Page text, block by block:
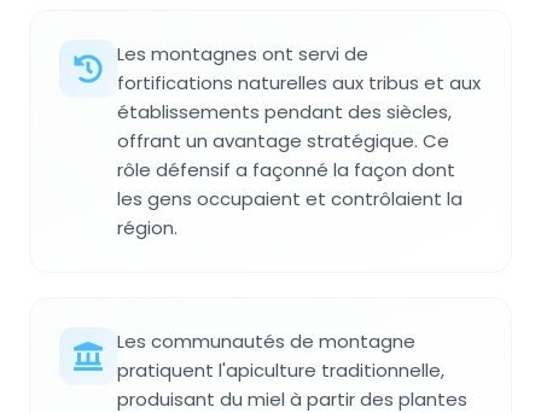
Les montagnes ont servi de
fortifications naturelles aux tribus et aux
établissements pendant des siècles,
offrant un avantage stratégique. Ce
rôle défensif a façonné la façon dont
les gens occupaient et contrôlaient la
région.
Les communautés de montagne
pratiquent l'apiculture traditionnelle,
produisant du miel à partir des plantes